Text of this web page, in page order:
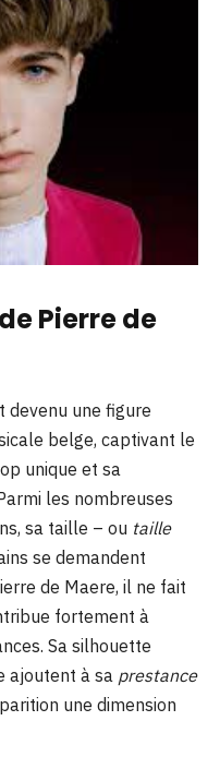
Pierre de
devenu une figure
belge, captivant le
unique et sa
les nombreuses
sa taille – ou taille
se demandent
de Maere, il ne fait
fortement à
Sa silhouette
ajoutent à sa prestance
une dimension